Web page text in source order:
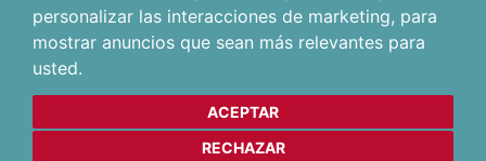
personalizar las interacciones de marketing, para
mostrar anuncios que sean más relevantes para
usted.
ACEPTAR
RECHAZAR